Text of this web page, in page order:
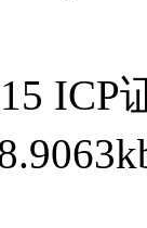
ICP